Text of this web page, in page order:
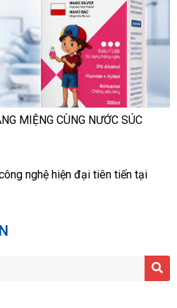
MIỆNG CÙNG NƯỚC SÚC
nghệ hiện đại tiên tiến tại